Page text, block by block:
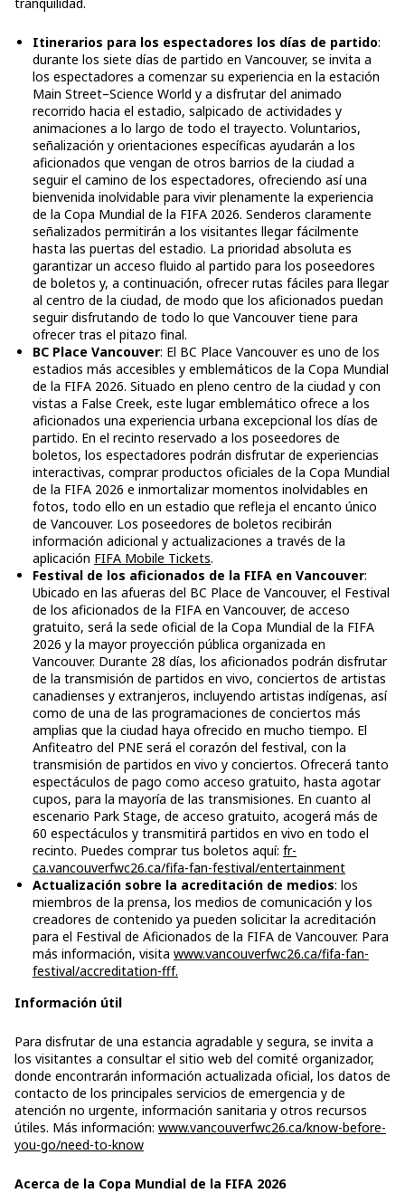
Itinerarios para los espectadores los días de partido:
durante los siete días de partido en Vancouver, se invita a
los espectadores a comenzar su experiencia en la estación
Main Street–Science World y a disfrutar del animado
recorrido hacia el estadio, salpicado de actividades y
animaciones a lo largo de todo el trayecto. Voluntarios,
señalización y orientaciones específicas ayudarán a los
aficionados que vengan de otros barrios de la ciudad a
seguir el camino de los espectadores, ofreciendo así una
bienvenida inolvidable para vivir plenamente la experiencia
de la Copa Mundial de la FIFA 2026. Senderos claramente
señalizados permitirán a los visitantes llegar fácilmente
hasta las puertas del estadio. La prioridad absoluta es
garantizar un acceso fluido al partido para los poseedores
de boletos y, a continuación, ofrecer rutas fáciles para llegar
al centro de la ciudad, de modo que los aficionados puedan
seguir disfrutando de todo lo que Vancouver tiene para
ofrecer tras el pitazo final.
BC Place Vancouver: El BC Place Vancouver es uno de los
estadios más accesibles y emblemáticos de la Copa Mundial
de la FIFA 2026. Situado en pleno centro de la ciudad y con
vistas a False Creek, este lugar emblemático ofrece a los
aficionados una experiencia urbana excepcional los días de
partido. En el recinto reservado a los poseedores de
boletos, los espectadores podrán disfrutar de experiencias
interactivas, comprar productos oficiales de la Copa Mundial
de la FIFA 2026 e inmortalizar momentos inolvidables en
fotos, todo ello en un estadio que refleja el encanto único
de Vancouver. Los poseedores de boletos recibirán
información adicional y actualizaciones a través de la
aplicación FIFA Mobile Tickets.
Festival de los aficionados de la FIFA en Vancouver:
Ubicado en las afueras del BC Place de Vancouver, el Festival
de los aficionados de la FIFA en Vancouver, de acceso
gratuito, será la sede oficial de la Copa Mundial de la FIFA
2026 y la mayor proyección pública organizada en
Vancouver. Durante 28 días, los aficionados podrán disfrutar
de la transmisión de partidos en vivo, conciertos de artistas
canadienses y extranjeros, incluyendo artistas indígenas, así
como de una de las programaciones de conciertos más
amplias que la ciudad haya ofrecido en mucho tiempo. El
Anfiteatro del PNE será el corazón del festival, con la
transmisión de partidos en vivo y conciertos. Ofrecerá tanto
espectáculos de pago como acceso gratuito, hasta agotar
cupos, para la mayoría de las transmisiones. En cuanto al
escenario Park Stage, de acceso gratuito, acogerá más de
60 espectáculos y transmitirá partidos en vivo en todo el
recinto. Puedes comprar tus boletos aquí: fr-
ca.vancouverfwc26.ca/fifa-fan-festival/entertainment
Actualización sobre la acreditación de medios: los
miembros de la prensa, los medios de comunicación y los
creadores de contenido ya pueden solicitar la acreditación
para el Festival de Aficionados de la FIFA de Vancouver. Para
más información, visita www.vancouverfwc26.ca/fifa-fan-
festival/accreditation-fff.
Información útil
Para disfrutar de una estancia agradable y segura, se invita a
los visitantes a consultar el sitio web del comité organizador,
donde encontrarán información actualizada oficial, los datos de
contacto de los principales servicios de emergencia y de
atención no urgente, información sanitaria y otros recursos
útiles. Más información: www.vancouverfwc26.ca/know-before-
you-go/need-to-know
Acerca de la Copa Mundial de la FIFA 2026